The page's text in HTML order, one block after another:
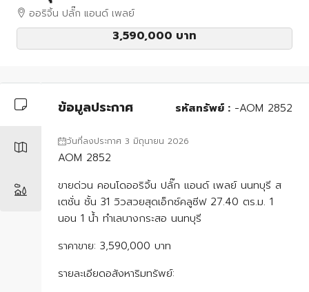
ออริจิ้น ปลั๊ก แอนด์ เพลย์
3,590,000 บาท
ข้อมูลประกาศ รหัสทรัพย์ : -AOM 2852
วันที่ลงประกาศ 3 มิถุนายน 2026
AOM 2852
ขายด่วน คอนโดออริจิ้น ปลั๊ก แอนด์ เพลย์ นนทบุรี ส
เตชั่น ชั้น 31 วิวสวยสุดเอ็กซ์คลูซีฟ 27.40 ตร.ม. 1
นอน 1 น้ำ ทำเลบางกระสอ นนทบุรี
ราคาขาย: 3,590,000 บาท
รายละเอียดอสังหาริมทรัพย์: